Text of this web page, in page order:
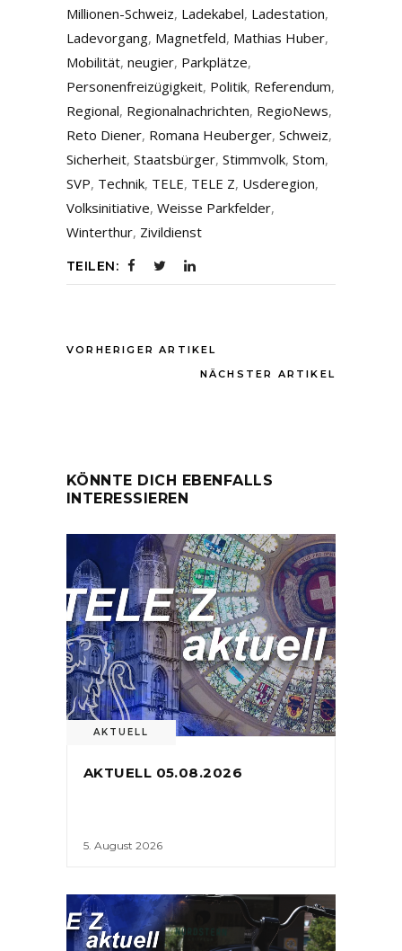
Millionen-Schweiz, Ladekabel, Ladestation,
Ladevorgang, Magnetfeld, Mathias Huber,
Mobilität, neugier, Parkplätze,
Personenfreizügigkeit, Politik, Referendum,
Regional, Regionalnachrichten, RegioNews,
Reto Diener, Romana Heuberger, Schweiz,
Sicherheit, Staatsbürger, Stimmvolk, Stom,
SVP, Technik, TELE, TELE Z, Usderegion,
Volksinitiative, Weisse Parkfelder,
Winterthur, Zivildienst
TEILEN:
VORHERIGER ARTIKEL
NÄCHSTER ARTIKEL
KÖNNTE DICH EBENFALLS
INTERESSIEREN
AKTUELL
AKTUELL 05.08.2026
5. August 2026